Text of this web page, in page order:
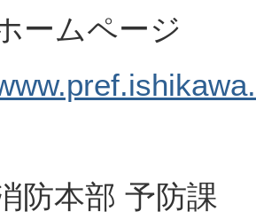
ームページ
防本部 予防課